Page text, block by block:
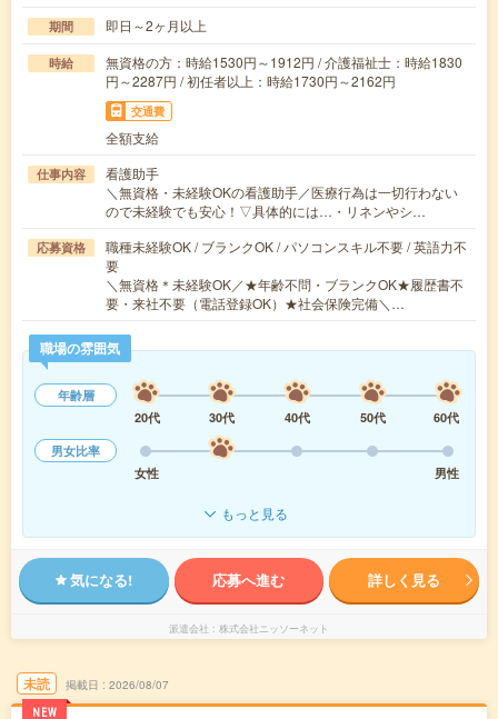
期間 即日～2ヶ月以上
時給
無資格の方：時給1530円～1912円 / 介護福祉士：時給1830
円～2287円 / 初任者以上：時給1730円～2162円
交通費
全額支給
仕事内容
看護助手
＼無資格・未経験OKの看護助手／医療行為は一切行わない
ので未経験でも安心！▽具体的には…・リネンやシ…
応募資格
職種未経験OK / ブランクOK / パソコンスキル不要 / 英語力不
要
＼無資格＊未経験OK／★年齢不問・ブランクOK★履歴書不
要・来社不要（電話登録OK）★社会保険完備＼…
職場の雰囲気
年齢層
20代
30代 40代 50代
60代
男女比率
女性
男性
もっと見る
気になる! 応募へ進む 詳しく見る
派遣会社 株式会社ニッソーネット
未読
NEW
掲載日 2026/08/07